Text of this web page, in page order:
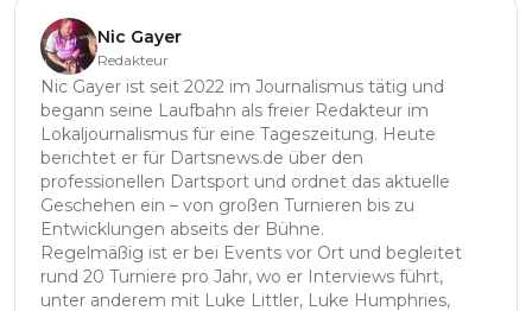
Nic Gayer
Redakteur
Nic Gayer ist seit 2022 im Journalismus tätig und
begann seine Laufbahn als freier Redakteur im
Lokaljournalismus für eine Tageszeitung. Heute
berichtet er für Dartsnews.de über den
professionellen Dartsport und ordnet das aktuelle
Geschehen ein – von großen Turnieren bis zu
Entwicklungen abseits der Bühne.
Regelmäßig ist er bei Events vor Ort und begleitet
rund 20 Turniere pro Jahr, wo er Interviews führt,
unter anderem mit Luke Littler, Luke Humphries,